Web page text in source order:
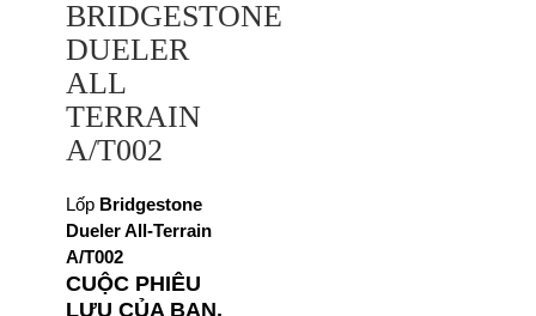
BRIDGESTONE
DUELER
ALL
TERRAIN
A/T002
Lốp Bridgestone
Dueler All-Terrain
A/T002
CUỘC PHIÊU
LƯU CỦA BẠN,